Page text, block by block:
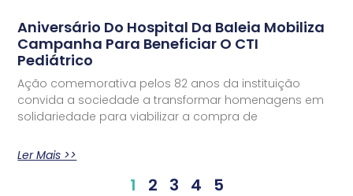
Aniversário Do Hospital Da Baleia Mobiliza
Campanha Para Beneficiar O CTI
Pediátrico
Ação comemorativa pelos 82 anos da instituição
convida a sociedade a transformar homenagens em
solidariedade para viabilizar a compra de
Ler Mais >>
1 2 3 4 5